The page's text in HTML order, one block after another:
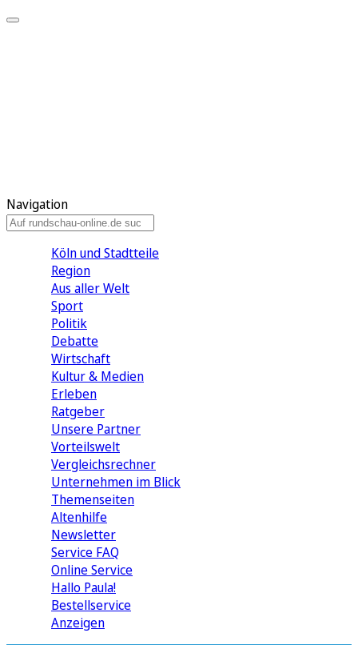
Navigation
Köln und Stadtteile
Region
Aus aller Welt
Sport
Politik
Debatte
Wirtschaft
Kultur & Medien
Erleben
Ratgeber
Unsere Partner
Vorteilswelt
Vergleichsrechner
Unternehmen im Blick
Themenseiten
Altenhilfe
Newsletter
Service FAQ
Online Service
Hallo Paula!
Bestellservice
Anzeigen